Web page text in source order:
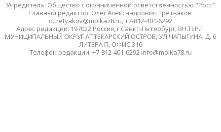
Учредитель: Общество с ограниченной ответственностью "Рост"
Главный редактор: Олег Александрович Третьяков
o.tretyakov@moika78.ru, +7-812-401-6292
Адрес редакции: 197022 Россия, г.Санкт-Петербург, ВН.ТЕР.Г.
МУНИЦИПАЛЬНЫЙ ОКРУГ АПТЕКАРСКИЙ ОСТРОВ, УЛ ЧАПЫГИНА, Д. 6
ЛИТЕРА П, ОФИС 316
Телефон редакции: +7-812-401-6292 info@moika78.ru